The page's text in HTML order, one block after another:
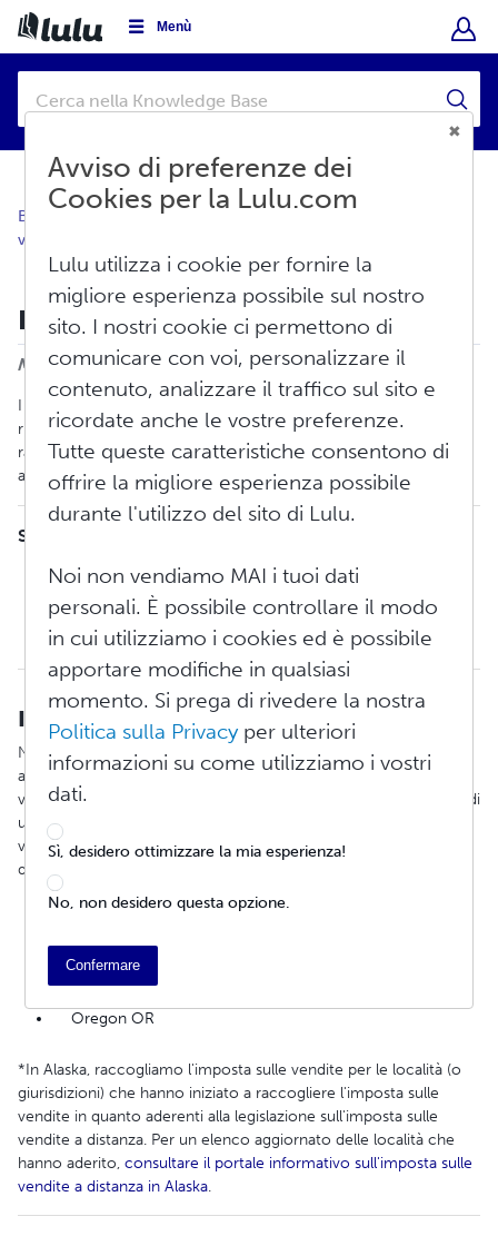
Menù
Base di conoscenza
vendite/VAT
Imposta sulle vendite e IVA
Modificato il: Mer, Gen 22, 2025 alle 10:16 AM
I rivenditori su Internet sono soggetti agli stessi requisiti di
riscossione delle imposte di qualsiasi altro rivenditore. Lulu
raccoglie le imposte sulle vendite e l'IVA (imposta sul valore
aggiunto) nei seguenti modi.
SOMMARIO
Imposta sulle vendite negli Stati Uniti
Tasse di vendita canadesi
GST australiana
IVA europea
Imposta sulle vendite negli Stati Uniti
Negli Stati Uniti, l'imposta sulle vendite viene calcolata in base
alle aliquote vigenti per la destinazione dell'ordine, al prezzo di
vendita totale di ogni singolo articolo e alle spese di spedizione di
un ordine. A partire dal 31.07.2014, Lulu riscuote l'imposta sulle
vendite per gli ordini consegnati in TUTTI gli Stati USA e nell'area
di Washington, ad eccezione* dei seguenti:
Delaware DE
Montana MT
New Hampshire NH
Oregon OR
*In Alaska, raccogliamo l'imposta sulle vendite per le località (o
giurisdizioni) che hanno iniziato a raccogliere l'imposta sulle
vendite in quanto aderenti alla legislazione sull'imposta sulle
vendite a distanza. Per un elenco aggiornato delle località che
hanno aderito, consultare il portale informativo sull'imposta sulle
vendite a distanza in Alaska.
Avviso di preferenze dei
Cookies per la Lulu.com
Lulu utilizza i cookie per fornire la
migliore esperienza possibile sul nostro
sito. I nostri cookie ci permettono di
comunicare con voi, personalizzare il
contenuto, analizzare il traffico sul sito e
ricordate anche le vostre preferenze.
Tutte queste caratteristiche consentono di
offrire la migliore esperienza possibile
durante l'utilizzo del sito di Lulu.
Noi non vendiamo MAI i tuoi dati
personali. È possibile controllare il modo
in cui utilizziamo i cookies ed è possibile
apportare modifiche in qualsiasi
momento. Si prega di rivedere la nostra
Politica sulla Privacy per ulteriori
informazioni su come utilizziamo i vostri
dati.
Sì, desidero ottimizzare la mia esperienza!
No, non desidero questa opzione.
Confermare